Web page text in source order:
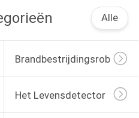
Alle
Brandbestrijdingsrobot
Het Levensdetector